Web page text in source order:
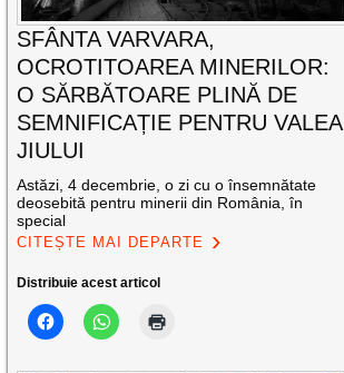
SFÂNTA VARVARA,
OCROTITOAREA MINERILOR:
O SĂRBĂTOARE PLINĂ DE
SEMNIFICAȚIE PENTRU VALEA
JIULUI
Astăzi, 4 decembrie, o zi cu o însemnătate
deosebită pentru minerii din România, în
special
CITEȘTE MAI DEPARTE
Distribuie acest articol